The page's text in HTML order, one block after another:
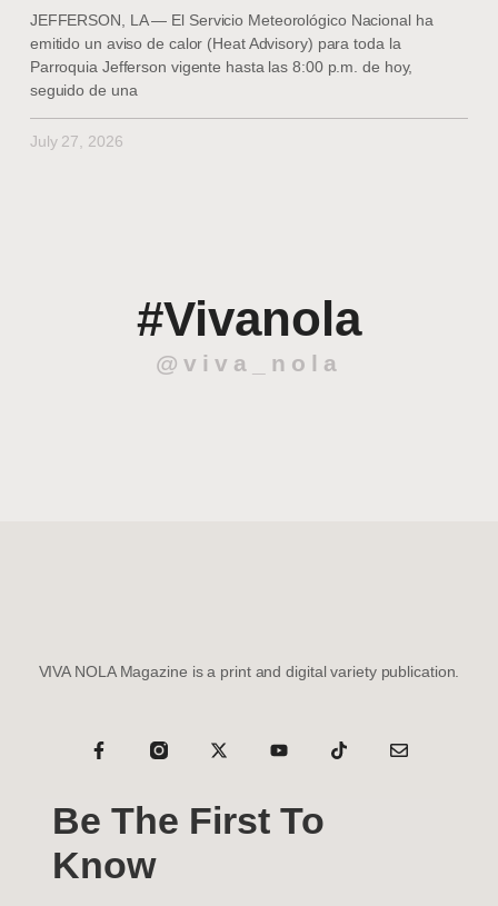
JEFFERSON, LA — El Servicio Meteorológico Nacional ha
emitido un aviso de calor (Heat Advisory) para toda la
Parroquia Jefferson vigente hasta las 8:00 p.m. de hoy,
seguido de una
July 27, 2026
#Vivanola
@viva_nola
VIVA NOLA Magazine is a print and digital variety publication.
Be The First To
Know